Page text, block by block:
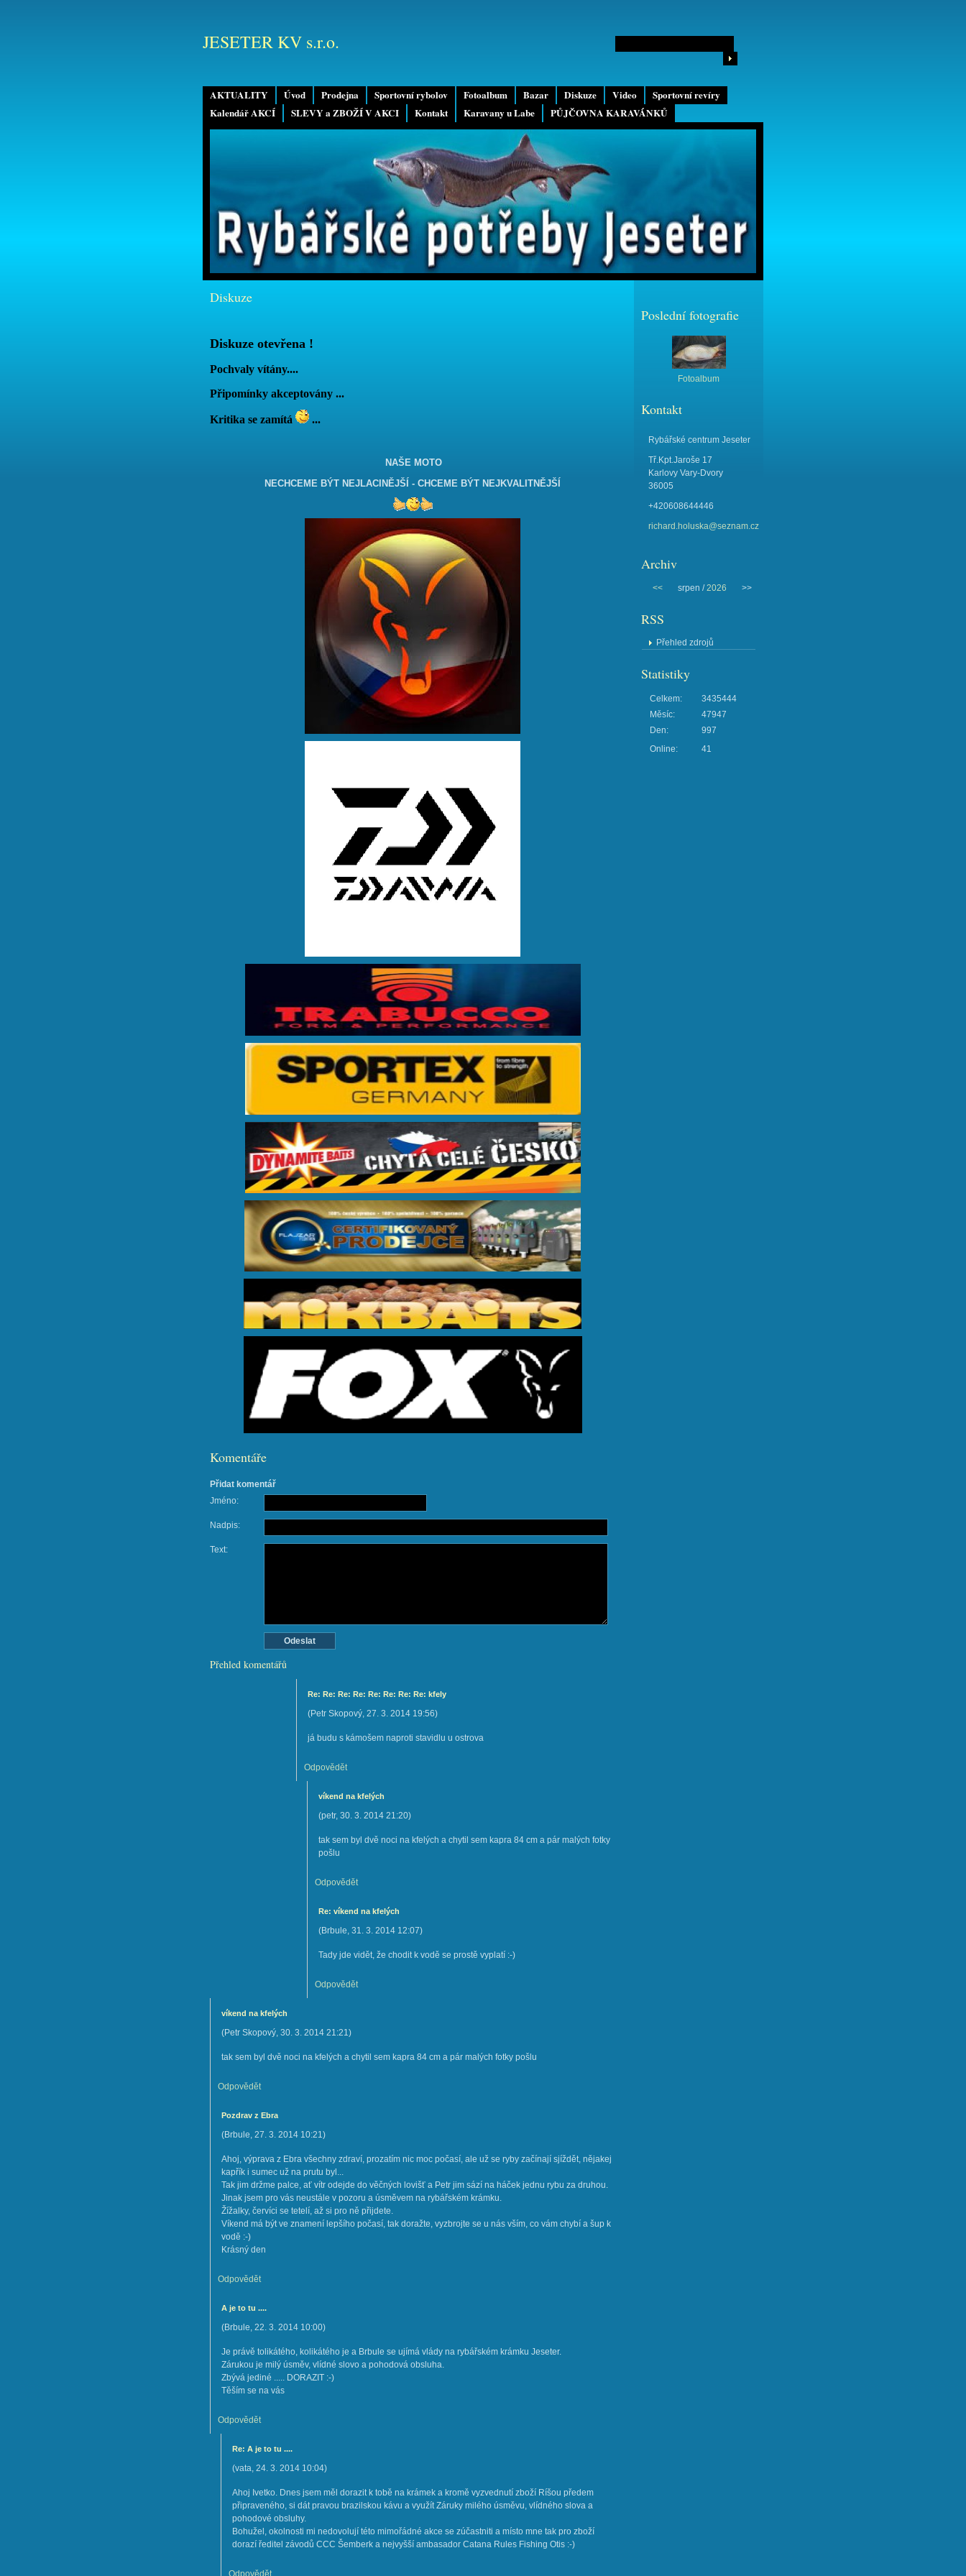
AKTUALITY Úvod Prodejna Sportovní rybolov Fotoalbum Bazar Diskuze Video
Sportovní revíry
Kalendář AKCÍ
SLEVY a ZBOŽÍ V AKCI Kontakt Karavany u Labe PŮJČOVNA KARAVÁNKŮ
JESETER KV s.r.o.
Diskuze
Diskuze otevřena !
Pochvaly vítány....
Připomínky akceptovány ...
Kritika se zamítá ...
NAŠE MOTO
NECHCEME BÝT NEJLACINĚJŠÍ - CHCEME BÝT NEJKVALITNĚJŠÍ
Komentáře
Přidat komentář
Jméno:
Nadpis:
Text:
Přehled komentářů
Re: Re: Re: Re: Re: Re: Re: Re: kfely
(Petr Skopový, 27. 3. 2014 19:56)
já budu s kámošem naproti stavidlu u ostrova
Odpovědět
víkend na kfelých
(petr, 30. 3. 2014 21:20)
tak sem byl dvě noci na kfelých a chytil sem kapra 84 cm a pár malých fotky
pošlu
Odpovědět
Re: víkend na kfelých
(Brbule, 31. 3. 2014 12:07)
Tady jde vidět, že chodit k vodě se prostě vyplatí :-)
Odpovědět
víkend na kfelých
(Petr Skopový, 30. 3. 2014 21:21)
tak sem byl dvě noci na kfelých a chytil sem kapra 84 cm a pár malých fotky pošlu
Odpovědět
Pozdrav z Ebra
(Brbule, 27. 3. 2014 10:21)
Ahoj, výprava z Ebra všechny zdraví, prozatím nic moc počasí, ale už se ryby začínají sjíždět, nějakej
kapřík i sumec už na prutu byl...
Tak jim držme palce, ať vítr odejde do věčných lovišť a Petr jim sází na háček jednu rybu za druhou.
Jinak jsem pro vás neustále v pozoru a úsměvem na rybářském krámku.
Žížalky, červíci se tetelí, až si pro ně přijdete.
Víkend má být ve znamení lepšího počasí, tak doražte, vyzbrojte se u nás vším, co vám chybí a šup k
vodě :-)
Krásný den
Odpovědět
A je to tu ....
(Brbule, 22. 3. 2014 10:00)
Je právě tolikátého, kolikátého je a Brbule se ujímá vlády na rybářském krámku Jeseter.
Zárukou je milý úsměv, vlídné slovo a pohodová obsluha.
Zbývá jediné ..... DORAZIT :-)
Těším se na vás
Odpovědět
Re: A je to tu ....
(vata, 24. 3. 2014 10:04)
Ahoj Ivetko. Dnes jsem měl dorazit k tobě na krámek a kromě vyzvednutí zboží Ríšou předem
připraveného, si dát pravou brazilskou kávu a využít Záruky milého úsměvu, vlídného slova a
pohodové obsluhy.
Bohužel, okolnosti mi nedovolují této mimořádné akce se zúčastniti a místo mne tak pro zboží
dorazí ředitel závodů CCC Šemberk a nejvyšší ambasador Catana Rules Fishing Otis :-)
Odpovědět
Poslední fotografie
Fotoalbum
Kontakt
Rybářské centrum Jeseter
Tř.Kpt.Jaroše 17
Karlovy Vary-Dvory
36005
+420608644446
richard.holuska@seznam.cz
Archiv
<< srpen /2026 >>
RSS
Přehled zdrojů
Statistiky
Online: 41
Celkem:
3435444
Měsíc:
47947
Den:
997